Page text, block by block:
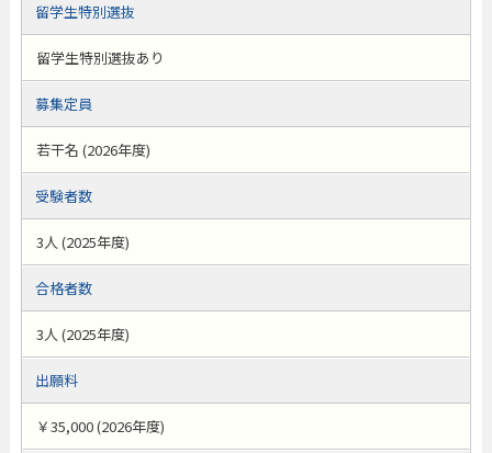
留学生特別選抜
留学生特別選抜あり
募集定員
若干名 (2026年度)
受験者数
3人 (2025年度)
合格者数
3人 (2025年度)
出願料
￥35,000 (2026年度)